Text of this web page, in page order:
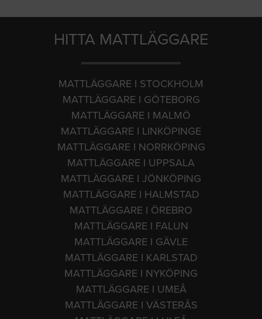
HITTA MATTLÄGGARE
MATTLÄGGARE I STOCKHOLM
MATTLÄGGARE I GÖTEBORG
MATTLÄGGARE I MALMÖ
MATTLÄGGARE I LINKÖPINGE
MATTLÄGGARE I NORRKÖPING
MATTLÄGGARE I UPPSALA
MATTLÄGGARE I JÖNKÖPING
MATTLÄGGARE I HALMSTAD
MATTLÄGGARE I ÖREBRO
MATTLÄGGARE I FALUN
MATTLÄGGARE I GÄVLE
MATTLÄGGARE I KARLSTAD
MATTLÄGGARE I NYKÖPING
MATTLÄGGARE I UMEÅ
MATTLÄGGARE I VÄSTERÅS